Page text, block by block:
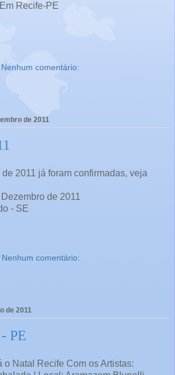
Recife-PE
Nenhum comentário:
de 2011
2011 já foram confirmadas, veja
de 2011
- SE
Nenhum comentário:
de 2011
PE
o Natal Recife Com os Artistas: